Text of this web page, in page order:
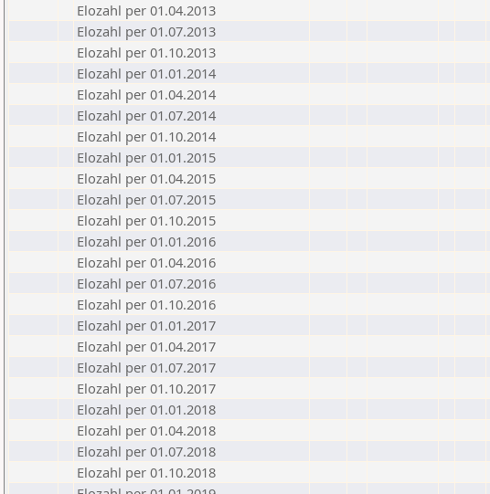
Elozahl per 01.04.2013
Elozahl per 01.07.2013
Elozahl per 01.10.2013
Elozahl per 01.01.2014
Elozahl per 01.04.2014
Elozahl per 01.07.2014
Elozahl per 01.10.2014
Elozahl per 01.01.2015
Elozahl per 01.04.2015
Elozahl per 01.07.2015
Elozahl per 01.10.2015
Elozahl per 01.01.2016
Elozahl per 01.04.2016
Elozahl per 01.07.2016
Elozahl per 01.10.2016
Elozahl per 01.01.2017
Elozahl per 01.04.2017
Elozahl per 01.07.2017
Elozahl per 01.10.2017
Elozahl per 01.01.2018
Elozahl per 01.04.2018
Elozahl per 01.07.2018
Elozahl per 01.10.2018